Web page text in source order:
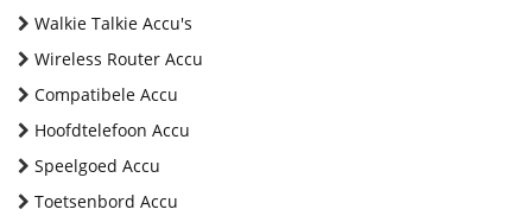
Walkie Talkie Accu's
Wireless Router Accu
Compatibele Accu
Hoofdtelefoon Accu
Speelgoed Accu
Toetsenbord Accu